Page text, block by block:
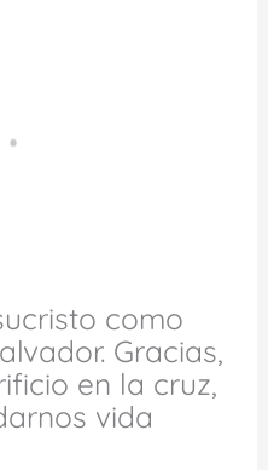
como
Gracias,
en la cruz,
vida